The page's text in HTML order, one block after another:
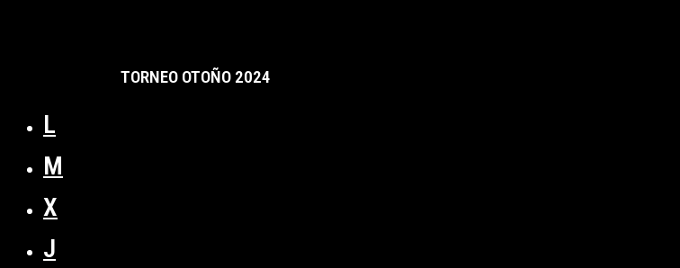
TORNEO OTOÑO 2024
L
M
X
J